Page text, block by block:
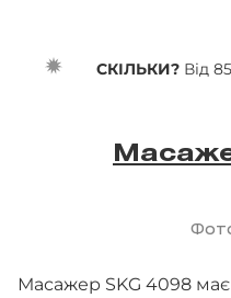
СКІЛЬКИ? Від
Масажер SKG 4098